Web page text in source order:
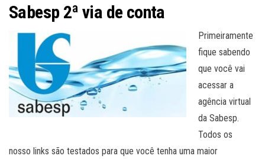
Sabesp 2ª via de conta
Primeiramente
fique sabendo
que você vai
acessar a
agência virtual
da Sabesp.
Todos os
nosso links são testados para que você tenha uma maior